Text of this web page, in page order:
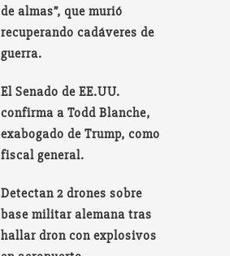
de almas”, que murió
recuperando cadáveres de
guerra.
El Senado de EE.UU.
confirma a Todd Blanche,
exabogado de Trump, como
fiscal general.
Detectan 2 drones sobre
base militar alemana tras
hallar dron con explosivos